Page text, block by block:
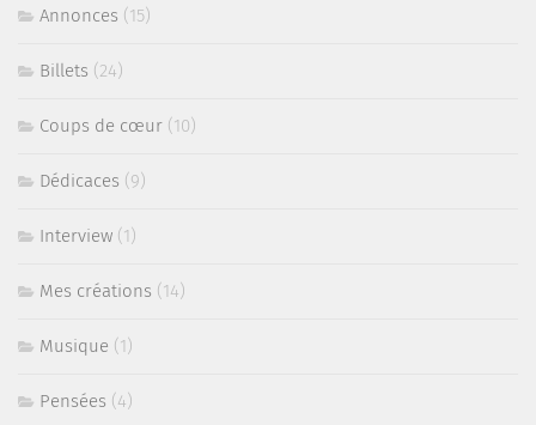
Annonces (15)
Billets (24)
Coups de cœur (10)
Dédicaces (9)
Interview (1)
Mes créations (14)
Musique (1)
Pensées (4)